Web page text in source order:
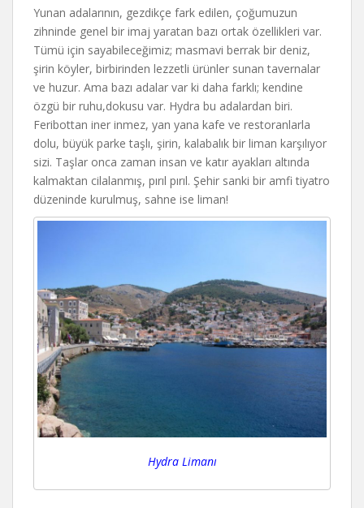
Yunan adalarının, gezdikçe fark edilen, çoğumuzun
zihninde genel bir imaj yaratan bazı ortak özellikleri var.
Tümü için sayabileceğimiz; masmavi berrak bir deniz,
şirin köyler, birbirinden lezzetli ürünler sunan tavernalar
ve huzur. Ama bazı adalar var ki daha farklı; kendine
özgü bir ruhu,dokusu var. Hydra bu adalardan biri.
Feribottan iner inmez, yan yana kafe ve restoranlarla
dolu, büyük parke taşlı, şirin, kalabalık bir liman karşılıyor
sizi. Taşlar onca zaman insan ve katır ayakları altında
kalmaktan cilalanmış, pırıl pırıl. Şehir sanki bir amfi tiyatro
düzeninde kurulmuş, sahne ise liman!
Hydra Limanı